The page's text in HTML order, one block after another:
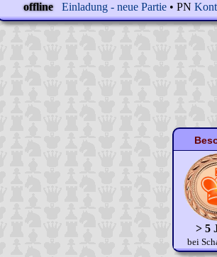
offline
Einladung - neue Partie • PN
> 5
bei